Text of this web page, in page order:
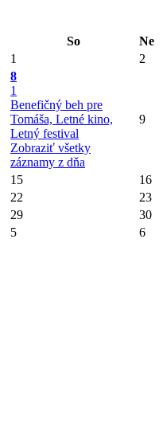
So
Ne
1 2
8
1
Benefičný beh pre
Tomáša, Letné kino,
Letný festival
Zobraziť všetky
záznamy z dňa
9
15
16
22
23
29
30
5 6